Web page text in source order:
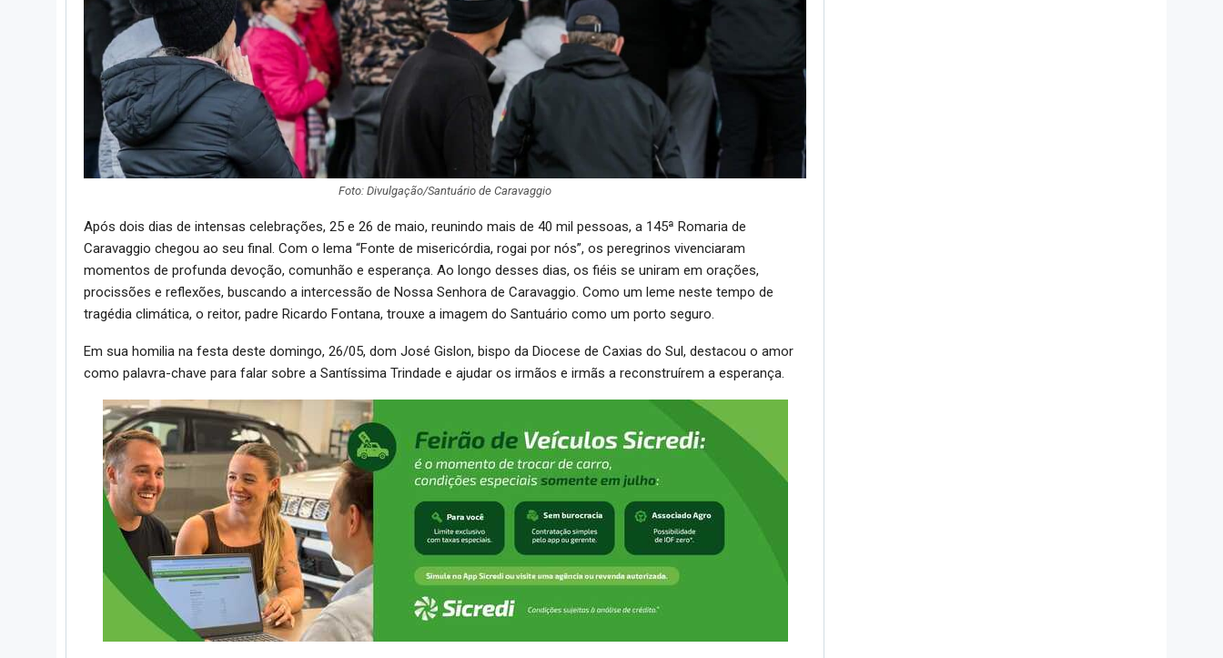
Foto: Divulgação/Santuário de Caravaggio
Após dois dias de intensas celebrações, 25 e 26 de maio, reunindo mais de 40 mil pessoas, a 145ª Romaria de
Caravaggio chegou ao seu final. Com o lema “Fonte de misericórdia, rogai por nós”, os peregrinos vivenciaram
momentos de profunda devoção, comunhão e esperança. Ao longo desses dias, os fiéis se uniram em orações,
procissões e reflexões, buscando a intercessão de Nossa Senhora de Caravaggio. Como um leme neste tempo de
tragédia climática, o reitor, padre Ricardo Fontana, trouxe a imagem do Santuário como um porto seguro.
Em sua homilia na festa deste domingo, 26/05, dom José Gislon, bispo da Diocese de Caxias do Sul, destacou o amor
como palavra-chave para falar sobre a Santíssima Trindade e ajudar os irmãos e irmãs a reconstruírem a esperança.